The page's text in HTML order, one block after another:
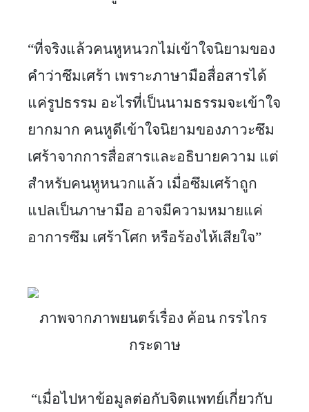
“ที่จริงแล้วคนหูหนวกไม่เข้าใจนิยามของ
คำว่าซึมเศร้า เพราะภาษามือสื่อสารได้
แค่รูปธรรม อะไรที่เป็นนามธรรมจะเข้าใจ
ยากมาก คนหูดีเข้าใจนิยามของภาวะซึม
เศร้าจากการสื่อสารและอธิบายความ แต่
สำหรับคนหูหนวกแล้ว เมื่อซึมเศร้าถูก
แปลเป็นภาษามือ อาจมีความหมายแค่
อาการซึม เศร้าโศก หรือร้องไห้เสียใจ”
ภาพจากภาพยนตร์เรื่อง ค้อน กรรไกร
กระดาษ
“เมื่อไปหาข้อมูลต่อกับจิตแพทย์เกี่ยวกับ